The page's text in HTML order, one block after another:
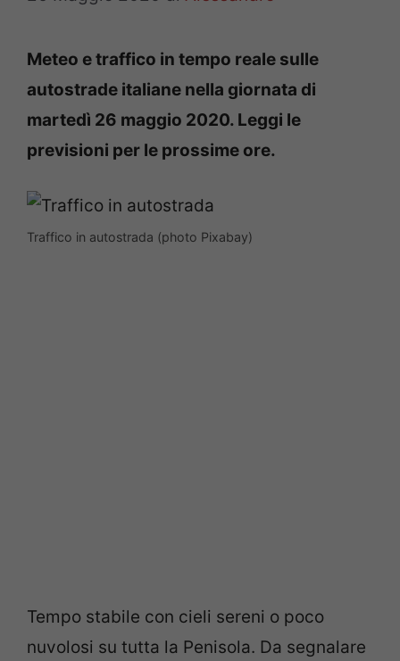
Meteo e traffico in tempo reale sulle
autostrade italiane nella giornata di
martedì 26 maggio 2020. Leggi le
previsioni per le prossime ore.
Traffico in autostrada (photo Pixabay)
Tempo stabile con cieli sereni o poco
nuvolosi su tutta la Penisola. Da segnalare